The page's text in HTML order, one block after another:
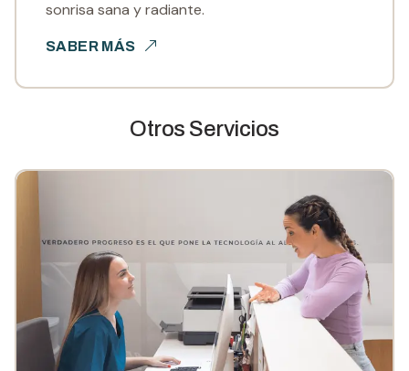
sonrisa sana y radiante.
SABER MÁS
Otros Servicios